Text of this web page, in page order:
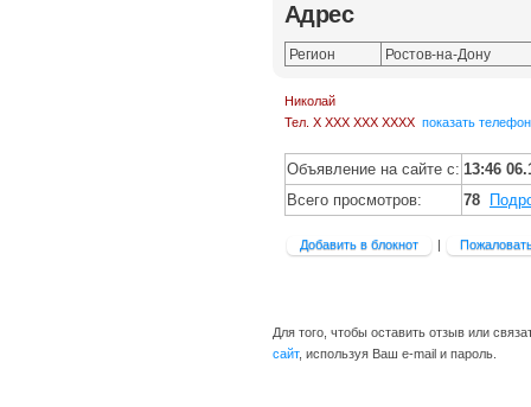
Адрес
Регион Ростов-на-Дону
Николай
Тел. X XXX XXX XXXX показать телефон
Объявление на сайте с: 13:46
Всего просмотров:
78
Добавить в блокнот |
Для того, чтобы оставить отзыв или
сайт, используя Ваш e-mail и пароль.